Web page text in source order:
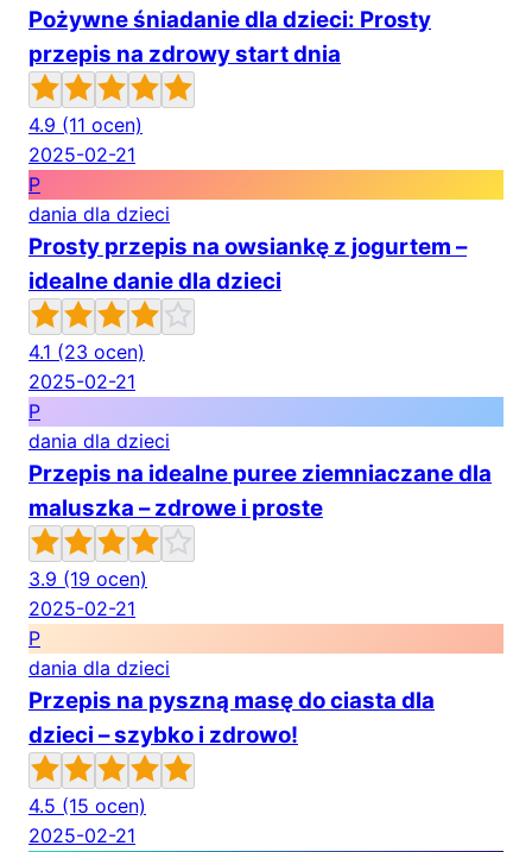
Pożywne śniadanie dla dzieci: Prosty
przepis na zdrowy start dnia
4.9 (11 ocen)
2025-02-21
P
dania dla dzieci
Prosty przepis na owsiankę z jogurtem –
idealne danie dla dzieci
4.1 (23 ocen)
2025-02-21
P
dania dla dzieci
Przepis na idealne puree ziemniaczane dla
maluszka – zdrowe i proste
3.9 (19 ocen)
2025-02-21
P
dania dla dzieci
Przepis na pyszną masę do ciasta dla
dzieci – szybko i zdrowo!
4.5 (15 ocen)
2025-02-21